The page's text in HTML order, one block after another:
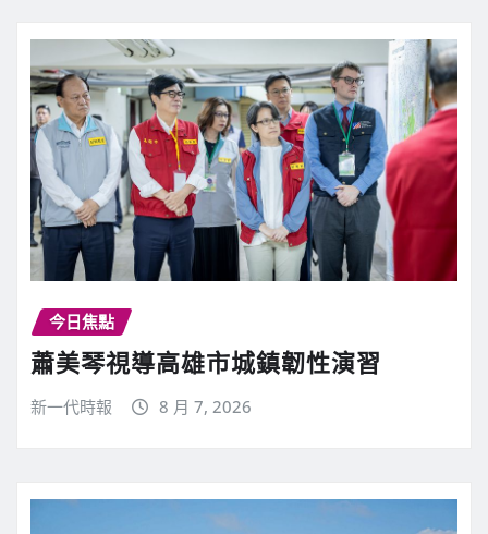
今日焦點
蕭美琴視導高雄市城鎮韌性演習
新一代時報 8 月 7, 2026